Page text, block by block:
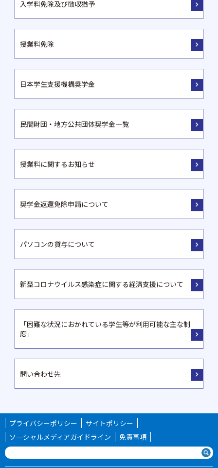
入学料免除及び徴収猶予
授業料免除
日本学生支援機構奨学金
民間財団・地方公共団体奨学金一覧
授業料に関するお知らせ
奨学金返還免除申請について
パソコンの貸与について
新型コロナウイルス感染症に関する経済支援について
「困難な状況におかれている学生等が利用可能な主な制
度」
問い合わせ先
プライバシーポリシー
サイトポリシー
ソーシャルメディアガイドライン
免責事項